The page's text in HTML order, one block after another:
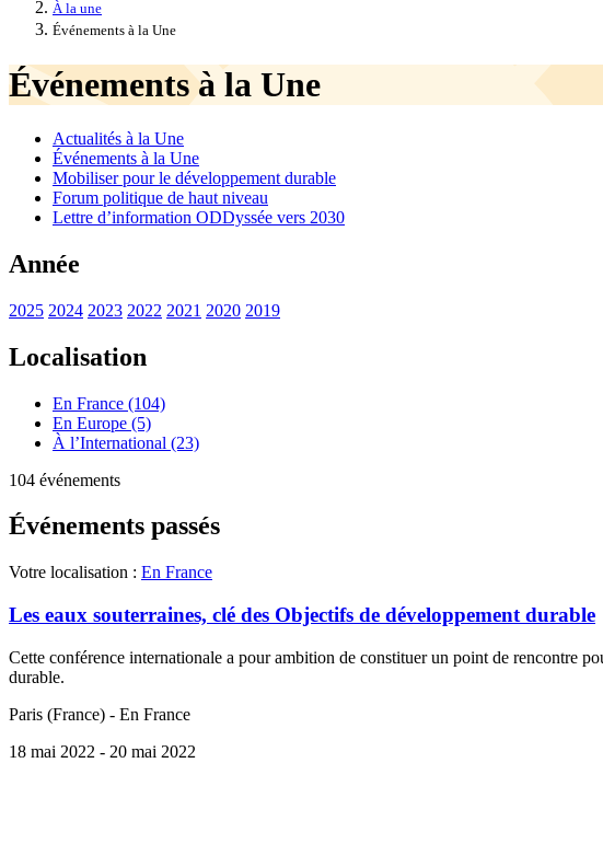
À la une
Événements à la Une
Événements à la Une
Actualités à la Une
Événements à la Une
Mobiliser pour le développement durable
Forum politique de haut niveau
Lettre d’information ODDyssée vers 2030
Année
2025 2024 2023 2022 2021 2020 2019
Localisation
En France (104)
En Europe (5)
À l’International (23)
104 événements
Événements passés
Votre localisation : En France
Les eaux souterraines, clé des Objectifs de développement durable
Cette conférence internationale a pour ambition de constituer un point de rencontre
durable.
Paris (France) - En France
18 mai 2022 - 20 mai 2022